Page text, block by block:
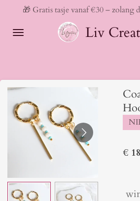
naar
Liv
🎁 Gratis tasje vanaf €30 – zolang
€